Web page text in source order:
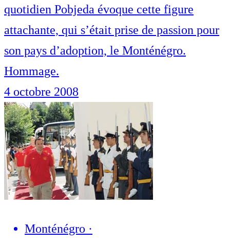
quotidien Pobjeda évoque cette figure
attachante, qui s’était prise de passion pour
son pays d’adoption, le Monténégro.
Hommage.
4 octobre 2008
Monténégro ·